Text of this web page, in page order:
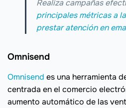
Realiza campañas
principales métricas a
prestar atención en
Omnisend
Omnisend es una herramienta
centrada en el comercio
aumento automático de las